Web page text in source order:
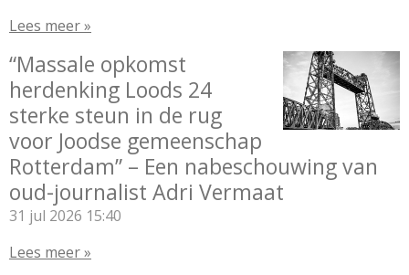
Lees meer »
“Massale opkomst
herdenking Loods 24
sterke steun in de rug
voor Joodse gemeenschap
Rotterdam” – Een nabeschouwing van
oud-journalist Adri Vermaat
31 jul 2026 15:40
Lees meer »